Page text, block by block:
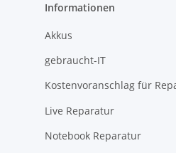
Informationen
Akkus
gebraucht-IT
Kostenvoranschlag für
Live Reparatur
Notebook Reparatur